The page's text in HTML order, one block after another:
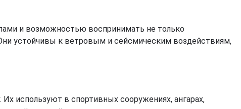
и возможностью воспринимать не только
устойчивы к ветровым и сейсмическим воздействиям,
используют в спортивных сооружениях, ангарах,